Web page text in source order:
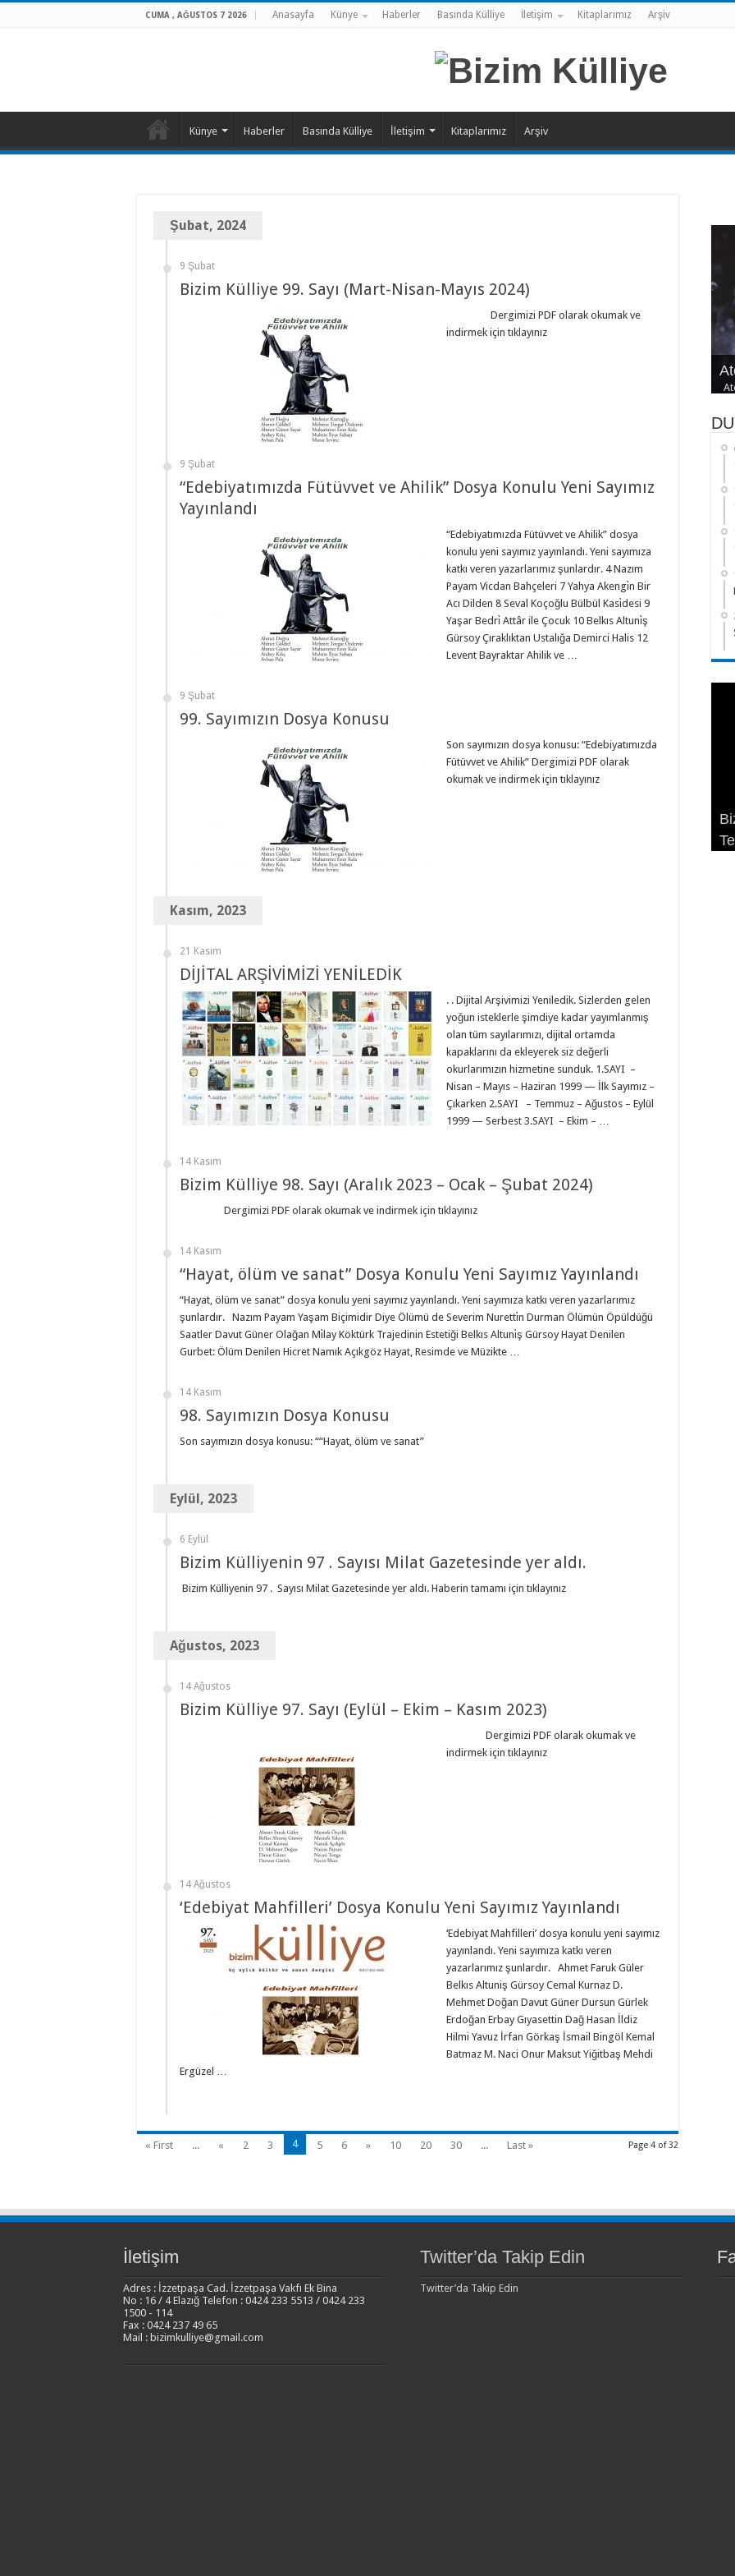
CUMA , AĞUSTOS 7 2026 Anasayfa Künye Haberler Basında Külliye İletişim Kitaplarımız Arşiv
Künye Haberler Basında Külliye İletişim Kitaplarımız Arşiv
Şubat, 2024
9 Şubat
Bizim Külliye 99. Sayı (Mart-Nisan-Mayıs 2024)
Dergimizi PDF olarak okumak ve
indirmek için tıklayınız
9 Şubat
“Edebiyatımızda Fütüvvet ve Ahilik” Dosya Konulu Yeni Sayımız
Yayınlandı
“Edebiyatımızda Fütüvvet ve Ahilik” dosya
konulu yeni sayımız yayınlandı. Yeni sayımıza
katkı veren yazarlarımız şunlardır. 4 Nazım
Payam Vicdan Bahçeleri 7 Yahya Akengi̇n Bir
Acı Dilden 8 Seval Koçoğlu Bülbül Kasi̇desi 9
Yaşar Bedri̇ Attâr ile Çocuk 10 Belkıs Altuni̇ş
Gürsoy Çıraklıktan Ustalığa Demirci Halis 12
Levent Bayraktar Ahilik ve …
9 Şubat
99. Sayımızın Dosya Konusu
Son sayımızın dosya konusu: “Edebiyatımızda
Fütüvvet ve Ahilik” Dergimizi PDF olarak
okumak ve indirmek için tıklayınız
Kasım, 2023
21 Kasım
DİJİTAL ARŞİVİMİZİ YENİLEDİK
. . Dijital Arşivimizi Yeniledik. Sizlerden gelen
yoğun isteklerle şimdiye kadar yayımlanmış
olan tüm sayılarımızı, dijital ortamda
kapaklarını da ekleyerek siz değerli
okurlarımızın hizmetine sunduk. 1.SAYI –
Nisan – Mayıs – Haziran 1999 — İlk Sayımız –
Çıkarken 2.SAYI – Temmuz – Ağustos – Eylül
1999 — Serbest 3.SAYI – Ekim – …
14 Kasım
Bizim Külliye 98. Sayı (Aralık 2023 – Ocak – Şubat 2024)
Dergimizi PDF olarak okumak ve indirmek için tıklayınız
14 Kasım
“Hayat, ölüm ve sanat” Dosya Konulu Yeni Sayımız Yayınlandı
“Hayat, ölüm ve sanat” dosya konulu yeni sayımız yayınlandı. Yeni sayımıza katkı veren yazarlarımız
şunlardır. Nazım Payam Yaşam Biçimidir Diye Ölümü de Severim Nuretti̇n Durman Ölümün Öpüldüğü
Saatler Davut Güner Olağan Mi̇lay Köktürk Trajedinin Estetiği Belkıs Altuni̇ş Gürsoy Hayat Denilen
Gurbet: Ölüm Denilen Hicret Namık Açıkgöz Hayat, Resimde ve Müzikte …
14 Kasım
98. Sayımızın Dosya Konusu
Son sayımızın dosya konusu: ““Hayat, ölüm ve sanat”
Eylül, 2023
6 Eylül
Bizim Külliyenin 97 . Sayısı Milat Gazetesinde yer aldı.
Bizim Külliyenin 97 . Sayısı Milat Gazetesinde yer aldı. Haberin tamamı için tıklayınız
Ağustos, 2023
14 Ağustos
Bizim Külliye 97. Sayı (Eylül – Ekim – Kasım 2023)
Dergimizi PDF olarak okumak ve
indirmek için tıklayınız
14 Ağustos
‘Edebiyat Mahfilleri’ Dosya Konulu Yeni Sayımız Yayınlandı
‘Edebiyat Mahfilleri’ dosya konulu yeni sayımız
yayınlandı. Yeni sayımıza katkı veren
yazarlarımız şunlardır. Ahmet Faruk Güler
Belkıs Altuniş Gürsoy Cemal Kurnaz D.
Mehmet Doğan Davut Güner Dursun Gürlek
Erdoğan Erbay Gıyasettin Dağ Hasan İldiz
Hilmi Yavuz İrfan Görkaş İsmail Bingöl Kemal
Batmaz M. Naci Onur Maksut Yiğitbaş Mehdi
Ergüzel …
Page 4 of 32
« First ... « 2 3 4 5 6 » 10 20 30 ... Last »
–
İletişim
Adres : İzzetpaşa Cad. İzzetpaşa Vakfı Ek Bina
No : 16 / 4 Elazığ Telefon : 0424 233 5513 / 0424 233
1500 - 114
Fax : 0424 237 49 65
Mail : bizimkulliye@gmail.com
Twitter’da Takip Edin
Twitter’da Takip Edin